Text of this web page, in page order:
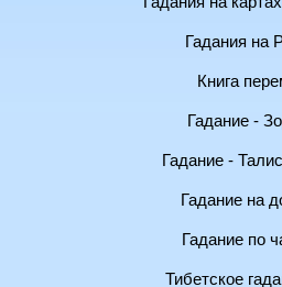
Гадания на
Книга
Гадание -
Гадание -
Гадание на
Гадание по
Тибетское